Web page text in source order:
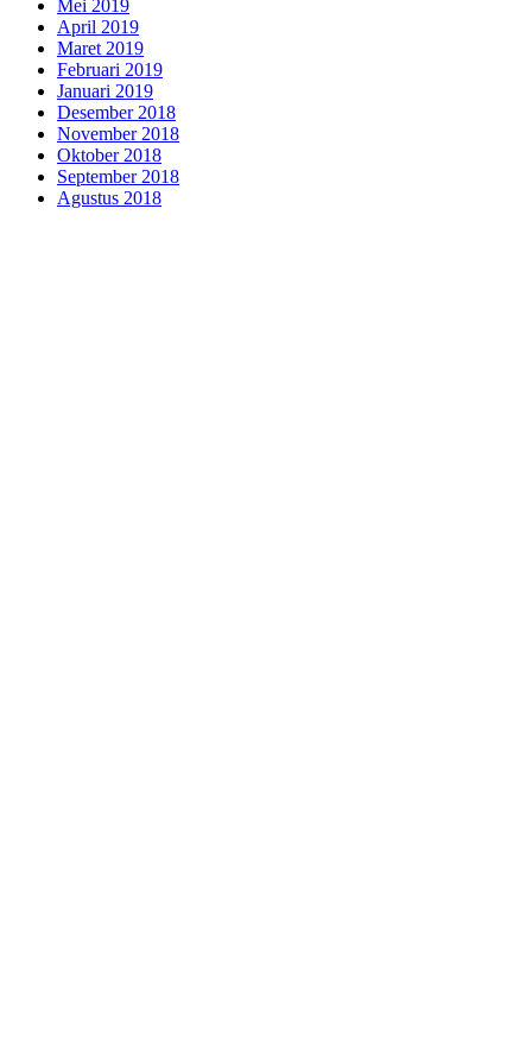
Mei 2019
April 2019
Maret 2019
Februari 2019
Januari 2019
Desember 2018
November 2018
Oktober 2018
September 2018
Agustus 2018